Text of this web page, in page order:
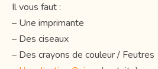
Il vous faut :
– Une imprimante
– Des ciseaux
– Des crayons de couleur / Feutres